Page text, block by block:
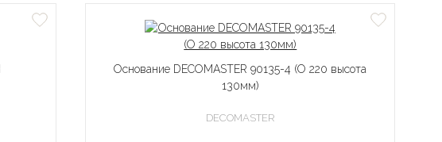
Основание DECOMASTER 90135-4 (O 220 высота
130мм)
DECOMASTER